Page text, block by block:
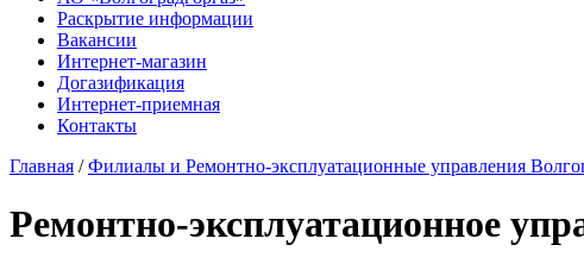
Раскрытие информации
Вакансии
Интернет-магазин
Догазификация
Интернет-приемная
Контакты
Главная /Филиалы и Ремонтно-эксплуатационные управления
Ремонтно-эксплуатационное